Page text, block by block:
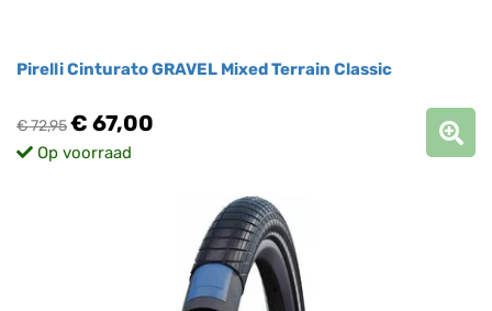
Pirelli Cinturato GRAVEL Mixed Terrain Classic
€ 72,95€ 67,00
Op voorraad